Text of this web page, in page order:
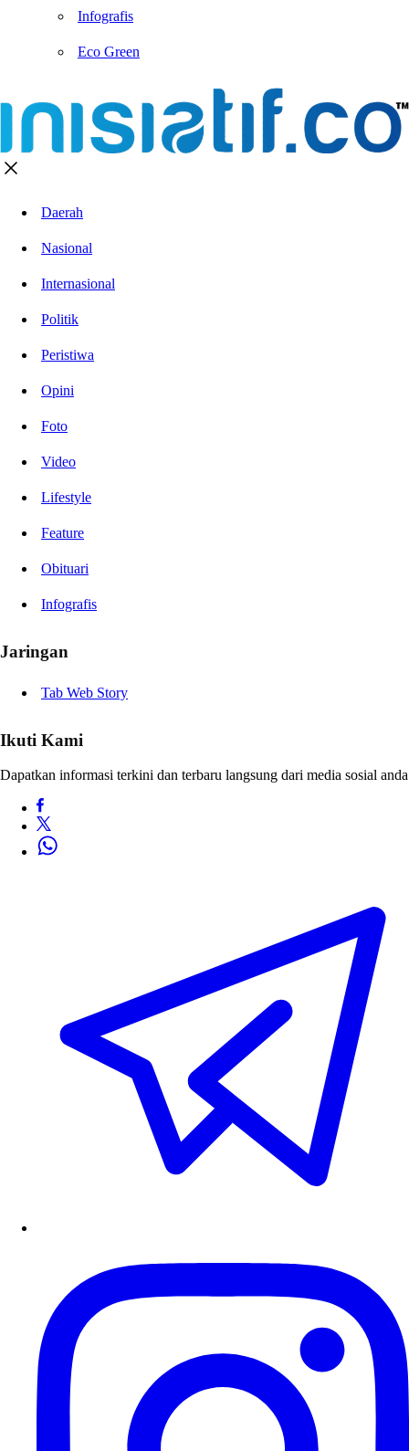
Infografis
Eco Green
Daerah
Nasional
Internasional
Politik
Peristiwa
Opini
Foto
Video
Lifestyle
Feature
Obituari
Infografis
Jaringan
Tab Web Story
Ikuti Kami
Dapatkan informasi terkini dan terbaru langsung dari media sosial anda